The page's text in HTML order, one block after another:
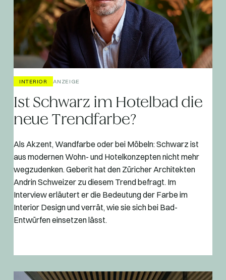
INTERIOR ANZEIGE
Ist Schwarz im Hotelbad die
neue Trendfarbe?
Als Akzent, Wandfarbe oder bei Möbeln: Schwarz ist
aus modernen Wohn- und Hotelkonzepten nicht mehr
wegzudenken. Geberit hat den Züricher Architekten
Andrin Schweizer zu diesem Trend befragt. Im
Interview erläutert er die Bedeutung der Farbe im
Interior Design und verrät, wie sie sich bei Bad-
Entwürfen einsetzen lässt.